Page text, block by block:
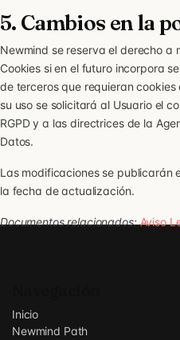
5. Cambios en la
Newmind se reserva el derecho a
Cookies si en el futuro incorpora
de terceros que requieran
su uso se solicitará al Usuario el
RGPD y a las directrices de la
Datos.
Las modificaciones se publicarán
la fecha de actualización.
Documentos relacionados: Aviso
Inicio
Newmind Path